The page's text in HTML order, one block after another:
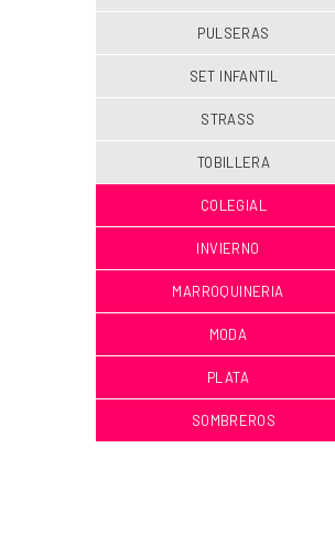
PULSERAS
SET INFANTIL
STRASS
TOBILLERA
COLEGIAL
INVIERNO
MARROQUINERIA
MODA
PLATA
SOMBREROS